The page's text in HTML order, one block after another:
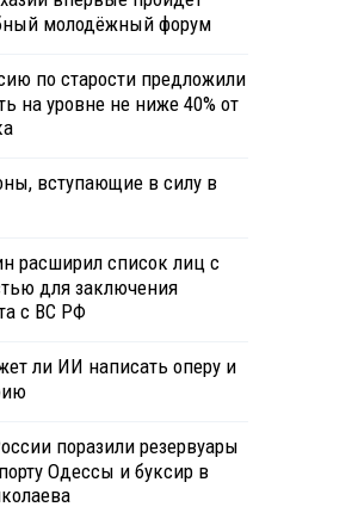
молодёжный форум
по старости предложили
на уровне не ниже 40% от
вступающие в силу в
расширил список лиц с
для заключения
с ВС РФ
ли ИИ написать оперу и
поразили резервуары
Одессы и буксир в